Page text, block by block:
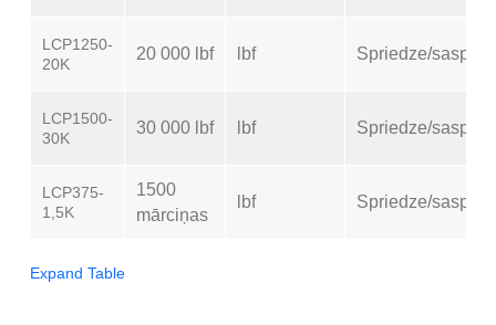
LCP1250-
20K
20 000 lbf lbf Spriedze/
LCP1500-
30K
30 000 lbf lbf Spriedze/
LCP375-
1,5K
1500
mārciņas
lbf Spriedze/
Expand Table